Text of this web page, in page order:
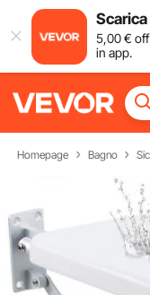
Scarica
5,00€
in app.
Homepage Bagno